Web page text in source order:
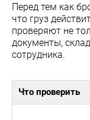
Перед тем как
что груз
проверяют не
документы,
сотрудника.
Что проверить